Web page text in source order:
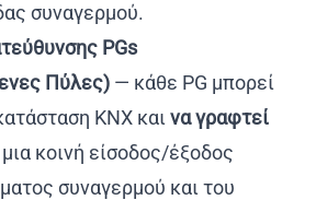
συναγερμού.
PGs
Πύλες) — κάθε PG μπορεί
KNX και να γραφτεί
κοινή είσοδος/έξοδος
συναγερμού και του